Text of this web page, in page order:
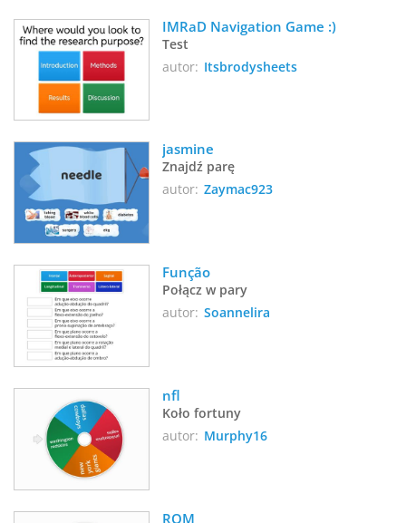
IMRaD Navigation Game :)
Test
autor: Itsbrodysheets
jasmine
Znajdź parę
autor: Zaymac923
Função
Połącz w pary
autor: Soannelira
nfl
Koło fortuny
autor: Murphy16